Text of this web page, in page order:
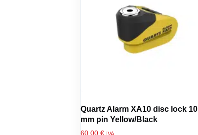
Quartz Alarm XA10 disc lock 10
mm pin Yellow/Black
60,00 € IVA